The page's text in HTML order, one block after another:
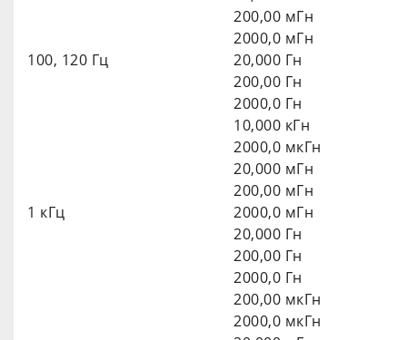
100, 120 Гц
200,00 мГн
2000,0 мГн
20,000 Гн
200,00 Гн
2000,0 Гн
10,000 кГн
1 кГц
2000,0 мкГн
20,000 мГн
200,00 мГн
2000,0 мГн
20,000 Гн
200,00 Гн
2000,0 Гн
200,00 мкГн
2000,0 мкГн